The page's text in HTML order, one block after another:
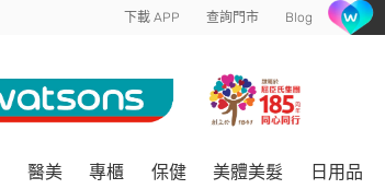
下載 APP 查詢門市 Blog
醫美 專櫃 保健 美體美髮 日用品